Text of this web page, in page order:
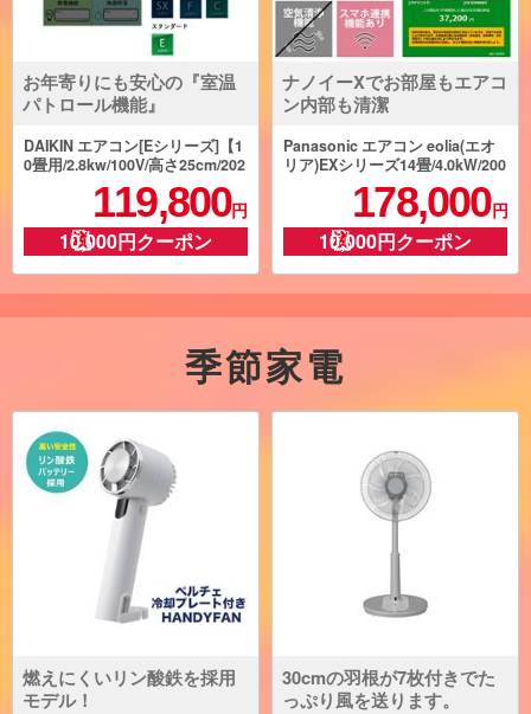
お年寄りにも安心の『室温
パトロール機能』
DAIKIN エアコン[Eシリーズ]【1
0畳用/2.8kw/100V/高さ25cm/202
5年モデル】 AN285AES-W-ESE
119,800円
10,000円クーポン
ナノイーXでお部屋もエアコ
ン内部も清潔
Panasonic エアコン eolia(エオ
リア)EXシリーズ14畳/4.0kW/200
V/ナノイーX48兆/フィルター自
動お掃除付奥行コンパクト/W/20
26年度 CS-EX406D2-ESET
178,000 円
10,000円クーポン
季節家電
燃えにくいリン酸鉄を採用
モデル！
30cmの羽根が7枚付きでた
っぷり風を送ります。